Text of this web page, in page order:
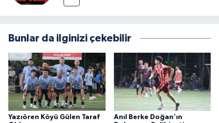
Bunlar da ilginizi çekebilir
Yazıören Köyü Gülen Taraf
Anıl Berke Doğan’ın